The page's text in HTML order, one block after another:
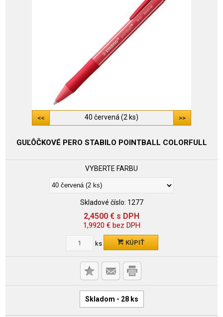
40 červená (2 ks)
GUĽÔČKOVÉ PERO STABILO POINTBALL COLORFULL
VYBERTE FARBU
Skladové číslo: 1277
2,4500 € s DPH
1,9920 €bez DPH
ks KÚPIŤ
Skladom - 28 ks